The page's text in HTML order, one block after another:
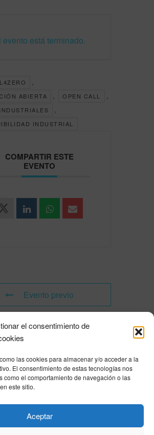
el consentimiento de
las cookies para almacenar y/o acceder a la
El consentimiento de estas tecnologías nos
como el comportamiento de navegación o las
este sitio.
Aceptar
evento está terminado.
,
ABIERTA , OPEN CALL ,
,
INDUSTRIAL
COMPARTIR ESTE
EVENTO
Evento previo
Evento siguiente
byModern Events Calendar
Aviso Legal|Política de cookies|DNSH|Trabaja con